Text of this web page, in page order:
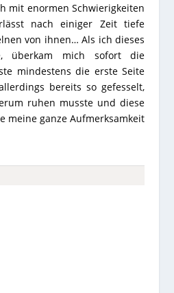
mit enormen Schwierigkeiten
nach einiger Zeit tiefe
von ihnen… Als ich dieses
überkam mich sofort die
mindestens die erste Seite
bereits so gefesselt,
ruhen musste und diese
meine ganze Aufmerksamkeit